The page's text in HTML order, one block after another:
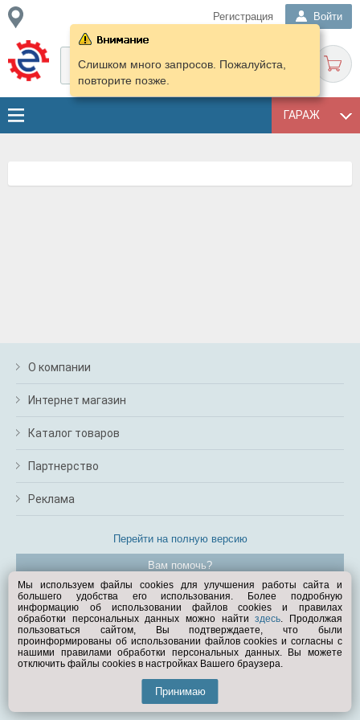
Регистрация Войти
ГАРАЖ
Слишком много запросов. Пожалуйста,
повторите позже.
О компании
Интернет магазин
Каталог товаров
Партнерство
Реклама
Перейти на полную версию
Вам помочь?
© Exist.ru 1998—2026
Мы используем файлы cookies для улучшения работы сайта и
большего удобства его использования. Более подробную
информацию об использовании файлов cookies и правилах
обработки персональных данных можно найтиздесь. Продолжая
пользоваться сайтом, Вы подтверждаете, что были
проинформированы об использовании файлов cookies и согласны с
нашими правилами обработки персональных данных. Вы можете
отключить файлы cookies в настройках Вашего браузера.
Принимаю